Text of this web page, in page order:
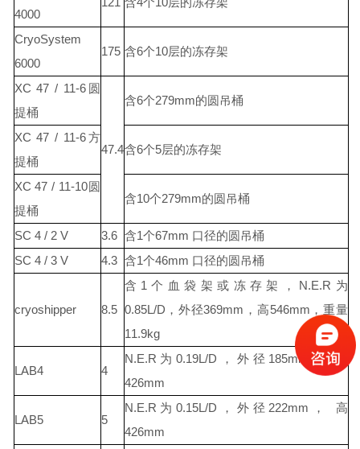
4000
CryoSystem
6000
175 含6个10层的冻存架
XC 47 / 11-6圆
提桶
47.4
含6个279mm的圆吊桶
XC 47 / 11-6方
提桶
含6个5层的冻存架
XC 47 / 11-10圆
提桶
含10个279mm的圆吊桶
SC 4 / 2 V 3.6 含1个67mm 口径的圆吊桶
SC 4 / 3 V
4.3 含1个46mm 口径的圆吊桶
cryoshipper 8.5
含1个血袋架或冻存架，N.E.R为
0.85L/D，外径369mm，高546mm，重量
11.9kg
LAB4 4
N.E.R为0.19L/D，外径185mm， 高
426mm
LAB5 5
N.E.R为0.15L/D，外径222mm， 高
426mm